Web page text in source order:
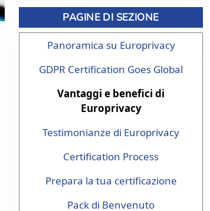
PAGINE DI SEZIONE
Panoramica su Europrivacy
GDPR Certification Goes Global
Vantaggi e benefici di
Europrivacy
Testimonianze di Europrivacy
Certification Process
Prepara la tua certificazione
Pack di Benvenuto